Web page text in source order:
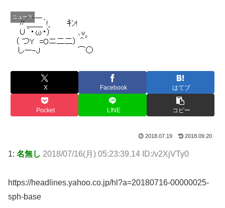
ニュース
X Facebook はてブ
Pocket LINE コピー
2018.07.19 2018.09.20
1: 名無し 2018/07/16(月) 05:23:39.14 ID:/v2XjVTy0
https://headlines.yahoo.co.jp/hl?a=20180716-00000025-
sph-base